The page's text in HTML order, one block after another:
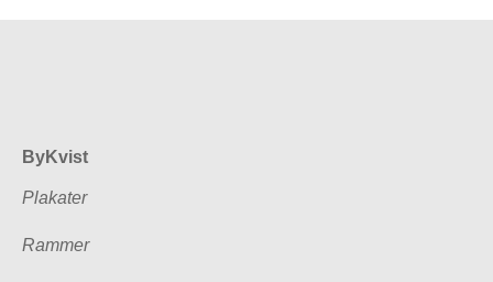
ByKvist
Plakater
Rammer